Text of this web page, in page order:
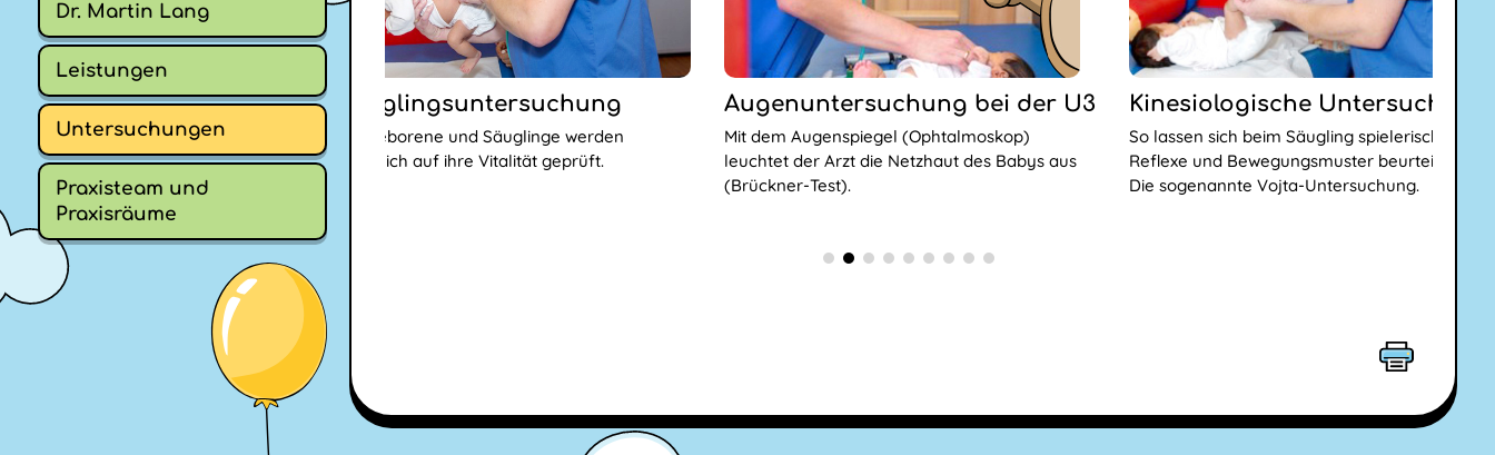
Dr. Martin Lang
Leistungen
Untersuchungen
Praxisteam und
Praxisräume
- Geschicklichkeit
werden zahlreiche Funktionen
geprüft. Den
macht das grossen Spaß.
Säuglingsuntersuchung
Neugeborene und Säuglinge werden
gründlich auf ihre Vitalität geprüft.
Augenuntersuchung bei der U3
Mit dem Augenspiegel (Ophtalmoskop)
leuchtet der Arzt die Netzhaut des Babys aus
(Brückner-Test).
Kinesiologische Untersuchung
So lassen sich beim Säugling spielerisch die
Reflexe und Bewegungsmuster beurteilen.
Die sogenannte Vojta-Untersuchung.